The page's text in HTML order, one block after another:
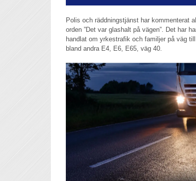
Polis och räddningstjänst har kommenterat
orden ”Det var glashalt på vägen”. Det har
handlat om yrkestrafik och familjer på väg
bland andra E4, E6, E65, väg 40.